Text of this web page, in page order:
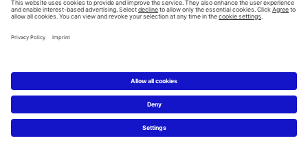
D-Code WC: Komfort ohne Grenzen